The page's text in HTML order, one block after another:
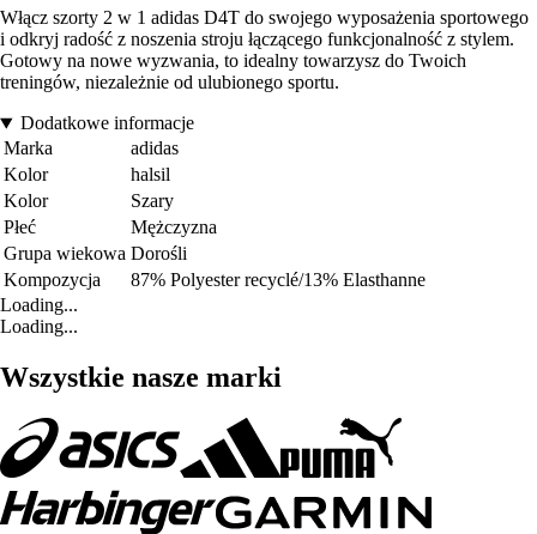
Włącz szorty 2 w 1 adidas D4T do swojego wyposażenia sportowego
i odkryj radość z noszenia stroju łączącego funkcjonalność z stylem.
Gotowy na nowe wyzwania, to idealny towarzysz do Twoich
treningów, niezależnie od ulubionego sportu.
Dodatkowe informacje
Marka
adidas
Kolor
halsil
Kolor
Szary
Płeć
Mężczyzna
Grupa wiekowa Dorośli
Kompozycja
87% Polyester recyclé/13% Elasthanne
Loading...
Loading...
Wszystkie nasze marki